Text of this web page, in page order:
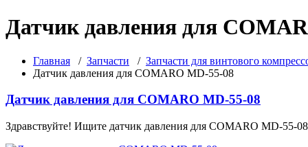
Датчик давления для
Главная / Запчасти / Запчасти для винтового
Датчик давления для COMARO MD-55-08
Датчик давления для COMARO MD-55-08
Здравствуйте! Ищите датчик давления для COMARO MD-55-